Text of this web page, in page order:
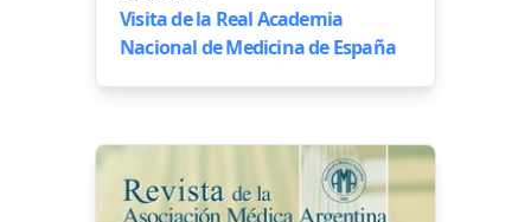
Visita de la Real Academia
Nacional de Medicina de España